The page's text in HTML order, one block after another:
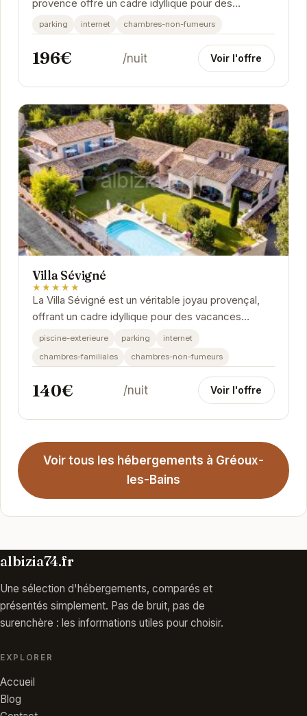
provence offre un cadre idyllique pour des
vacances relaxantes.
parking internet chambres-non-fumeurs
196€ /nuit Voir l'offre
Villa Sévigné
★★★★★
La Villa Sévigné est un véritable joyau provençal,
offrant un cadre idyllique pour des vacances
inoubliables. Avec sa piscine extérieure...
piscine-exterieure parking
internet
chambres-familiales
chambres-non-fumeurs
140€ /nuit Voir l'offre
Voir tous les hébergements à Gréoux-
les-Bains
albizia74.fr
Une sélection d'hébergements, comparés et
présentés simplement. Pas de bruit, pas de
surenchère : les informations utiles pour choisir.
EXPLORER
Accueil
Blog